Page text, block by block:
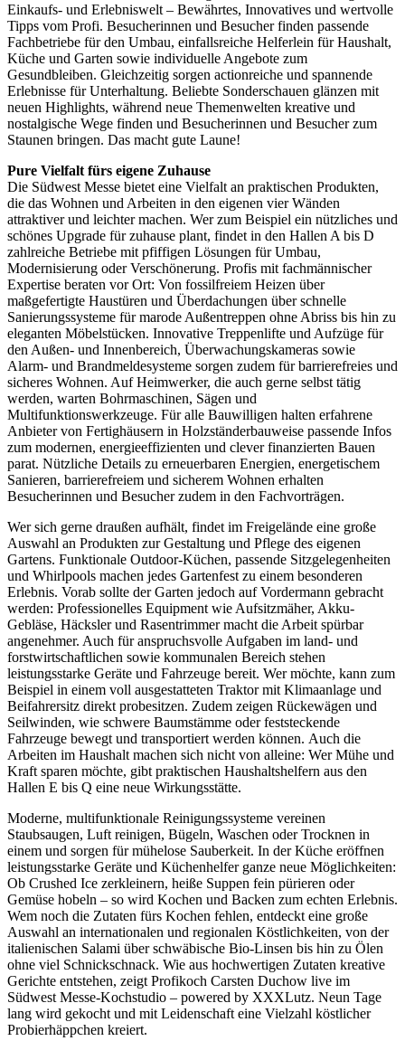
Einkaufs- und Erlebniswelt – Bewährtes, Innovatives und wertvolle
Tipps vom Profi. Besucherinnen und Besucher finden passende
Fachbetriebe für den Umbau, einfallsreiche Helferlein für Haushalt,
Küche und Garten sowie individuelle Angebote zum
Gesundbleiben. Gleichzeitig sorgen actionreiche und spannende
Erlebnisse für Unterhaltung. Beliebte Sonderschauen glänzen mit
neuen Highlights, während neue Themenwelten kreative und
nostalgische Wege finden und Besucherinnen und Besucher zum
Staunen bringen. Das macht gute Laune!
Pure Vielfalt fürs eigene Zuhause
Die Südwest Messe bietet eine Vielfalt an praktischen Produkten,
die das Wohnen und Arbeiten in den eigenen vier Wänden
attraktiver und leichter machen. Wer zum Beispiel ein nützliches und
schönes Upgrade für zuhause plant, findet in den Hallen A bis D
zahlreiche Betriebe mit pfiffigen Lösungen für Umbau,
Modernisierung oder Verschönerung. Profis mit fachmännischer
Expertise beraten vor Ort: Von fossilfreiem Heizen über
maßgefertigte Haustüren und Überdachungen über schnelle
Sanierungssysteme für marode Außentreppen ohne Abriss bis hin zu
eleganten Möbelstücken. Innovative Treppenlifte und Aufzüge für
den Außen- und Innenbereich, Überwachungskameras sowie
Alarm- und Brandmeldesysteme sorgen zudem für barrierefreies und
sicheres Wohnen. Auf Heimwerker, die auch gerne selbst tätig
werden, warten Bohrmaschinen, Sägen und
Multifunktionswerkzeuge. Für alle Bauwilligen halten erfahrene
Anbieter von Fertighäusern in Holzständerbauweise passende Infos
zum modernen, energieeffizienten und clever finanzierten Bauen
parat. Nützliche Details zu erneuerbaren Energien, energetischem
Sanieren, barrierefreiem und sicherem Wohnen erhalten
Besucherinnen und Besucher zudem in den Fachvorträgen.
Wer sich gerne draußen aufhält, findet im Freigelände eine große
Auswahl an Produkten zur Gestaltung und Pflege des eigenen
Gartens. Funktionale Outdoor-Küchen, passende Sitzgelegenheiten
und Whirlpools machen jedes Gartenfest zu einem besonderen
Erlebnis. Vorab sollte der Garten jedoch auf Vordermann gebracht
werden: Professionelles Equipment wie Aufsitzmäher, Akku-
Gebläse, Häcksler und Rasentrimmer macht die Arbeit spürbar
angenehmer. Auch für anspruchsvolle Aufgaben im land- und
forstwirtschaftlichen sowie kommunalen Bereich stehen
leistungsstarke Geräte und Fahrzeuge bereit. Wer möchte, kann zum
Beispiel in einem voll ausgestatteten Traktor mit Klimaanlage und
Beifahrersitz direkt probesitzen. Zudem zeigen Rückewägen und
Seilwinden, wie schwere Baumstämme oder feststeckende
Fahrzeuge bewegt und transportiert werden können. Auch die
Arbeiten im Haushalt machen sich nicht von alleine: Wer Mühe und
Kraft sparen möchte, gibt praktischen Haushaltshelfern aus den
Hallen E bis Q eine neue Wirkungsstätte.
Moderne, multifunktionale Reinigungssysteme vereinen
Staubsaugen, Luft reinigen, Bügeln, Waschen oder Trocknen in
einem und sorgen für mühelose Sauberkeit. In der Küche eröffnen
leistungsstarke Geräte und Küchenhelfer ganze neue Möglichkeiten:
Ob Crushed Ice zerkleinern, heiße Suppen fein pürieren oder
Gemüse hobeln – so wird Kochen und Backen zum echten Erlebnis.
Wem noch die Zutaten fürs Kochen fehlen, entdeckt eine große
Auswahl an internationalen und regionalen Köstlichkeiten, von der
italienischen Salami über schwäbische Bio-Linsen bis hin zu Ölen
ohne viel Schnickschnack. Wie aus hochwertigen Zutaten kreative
Gerichte entstehen, zeigt Profikoch Carsten Duchow live im
Südwest Messe-Kochstudio – powered by XXXLutz. Neun Tage
lang wird gekocht und mit Leidenschaft eine Vielzahl köstlicher
Probierhäppchen kreiert.